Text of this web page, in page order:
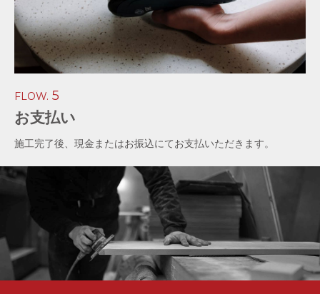
FLOW. 5
お支払い
施工完了後、現金またはお振込にてお支払いただきます。